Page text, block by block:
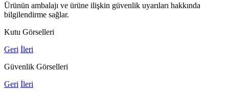
Ürünün ambalajı ve ürüne ilişkin güvenlik uyarıları hakkında
bilgilendirme sağlar.
Kutu Görselleri
Geri İleri
Güvenlik Görselleri
Geri İleri